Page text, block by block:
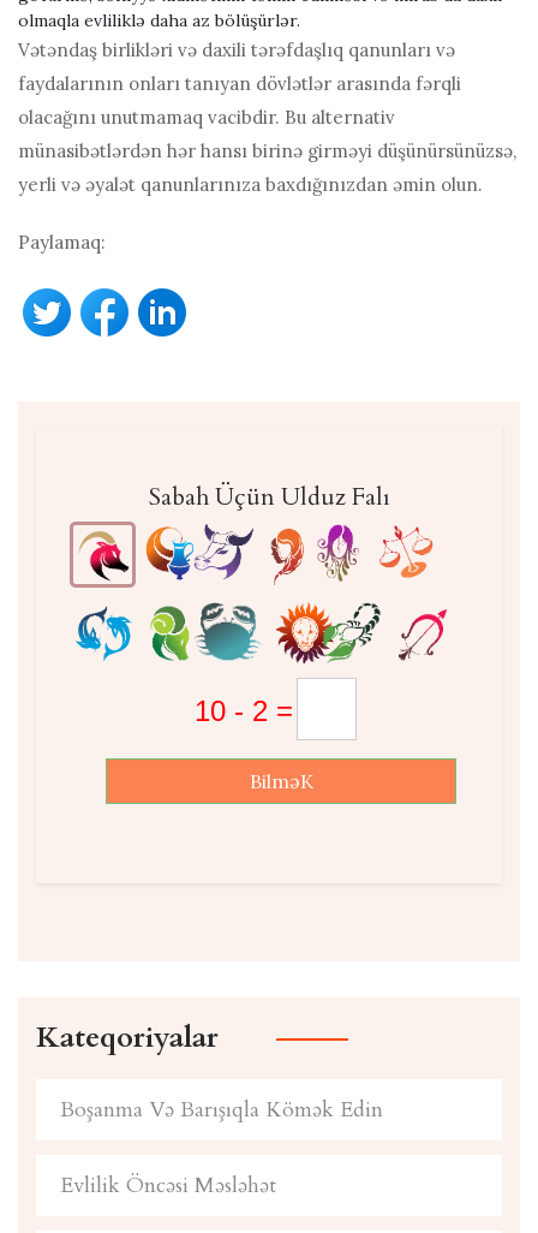
olmaqla evliliklə daha az bölüşürlər.
Vətəndaş birlikləri və daxili tərəfdaşlıq qanunları və
faydalarının onları tanıyan dövlətlər arasında fərqli
olacağını unutmamaq vacibdir. Bu alternativ
münasibətlərdən hər hansı birinə girməyi düşünürsünüzsə,
yerli və əyalət qanunlarınıza baxdığınızdan əmin olun.
Paylamaq:
Sabah Üçün Ulduz Falı
BilməK
Kateqoriyalar
Boşanma Və Barışıqla Kömək Edin
Evlilik Öncəsi Məsləhət